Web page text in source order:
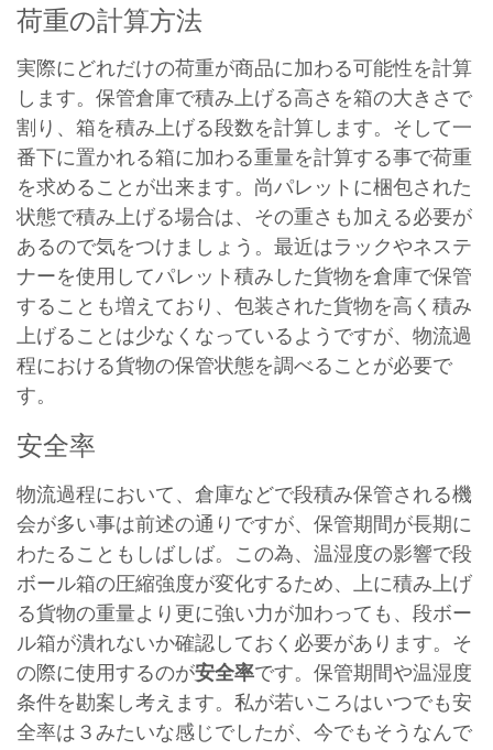
荷重の計算方法
実際にどれだけの荷重が商品に加わる可能性を計算
します。保管倉庫で積み上げる高さを箱の大きさで
割り、箱を積み上げる段数を計算します。そして一
番下に置かれる箱に加わる重量を計算する事で荷重
を求めることが出来ます。尚パレットに梱包された
状態で積み上げる場合は、その重さも加える必要が
あるので気をつけましょう。最近はラックやネステ
ナーを使用してパレット積みした貨物を倉庫で保管
することも増えており、包装された貨物を高く積み
上げることは少なくなっているようですが、物流過
程における貨物の保管状態を調べることが必要で
す。
安全率
物流過程において、倉庫などで段積み保管される機
会が多い事は前述の通りですが、保管期間が長期に
わたることもしばしば。この為、温湿度の影響で段
ボール箱の圧縮強度が変化するため、上に積み上げ
る貨物の重量より更に強い力が加わっても、段ボー
ル箱が潰れないか確認しておく必要があります。そ
の際に使用するのが安全率です。保管期間や温湿度
条件を勘案し考えます。私が若いころはいつでも安
全率は３みたいな感じでしたが、今でもそうなんで